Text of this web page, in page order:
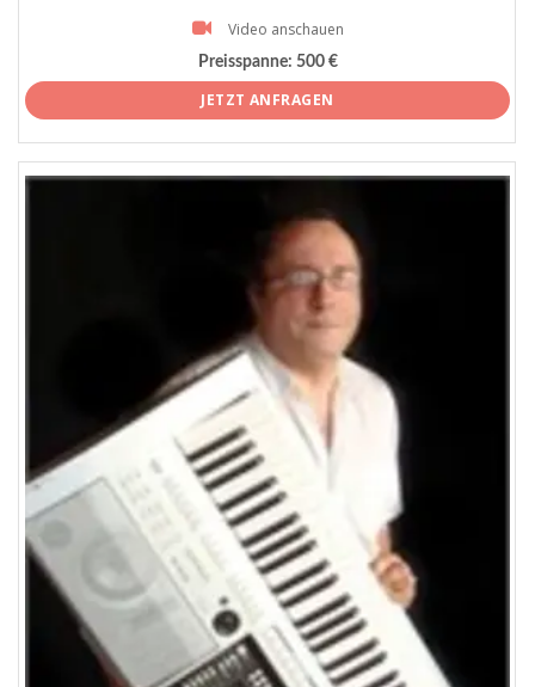
Video anschauen
Preisspanne: 500 €
JETZT ANFRAGEN